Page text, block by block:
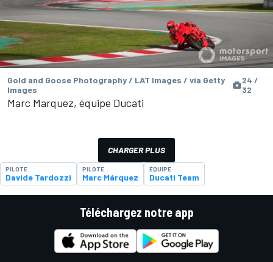
Gold and Goose Photography / LAT Images / via Getty
Images
24 /
32
Marc Marquez, équipe Ducati
CHARGER PLUS
PILOTE
Davide Tardozzi
PILOTE
Marc Márquez
ÉQUIPE
Ducati Team
Téléchargez notre app